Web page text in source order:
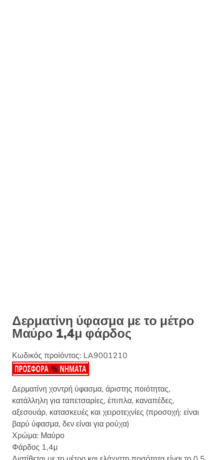
Δερματίνη ύφασμα με το μέτρο
Μαύρο 1,4μ φάρδος
Κωδικός προϊόντος: LA9001210
Δερματίνη χοντρή ύφασμα, άριστης ποιότητας,
κατάλληλη για ταπετσαρίες, έπιπλα, καναπέδες,
αξεσουάρ, κατασκευές και χειροτεχνίες (προσοχή: είναι
βαρύ ύφασμα, δεν είναι για ρούχα)
Χρώμα: Μαύρο
Φάρδος 1,4μ